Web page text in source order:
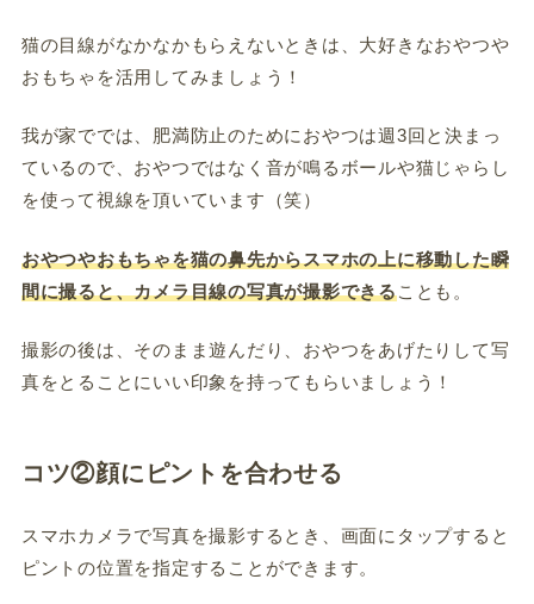
猫の目線がなかなかもらえないときは、大好きなおやつや
おもちゃを活用してみましょう！
我が家ででは、肥満防止のためにおやつは週3回と決まっ
ているので、おやつではなく音が鳴るボールや猫じゃらし
を使って視線を頂いています（笑）
おやつやおもちゃを猫の鼻先からスマホの上に移動した瞬
間に撮ると、カメラ目線の写真が撮影できることも。
撮影の後は、そのまま遊んだり、おやつをあげたりして写
真をとることにいい印象を持ってもらいましょう！
コツ②顔にピントを合わせる
スマホカメラで写真を撮影するとき、画面にタップすると
ピントの位置を指定することができます。